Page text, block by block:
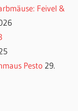
Feivel &
Pesto 29.